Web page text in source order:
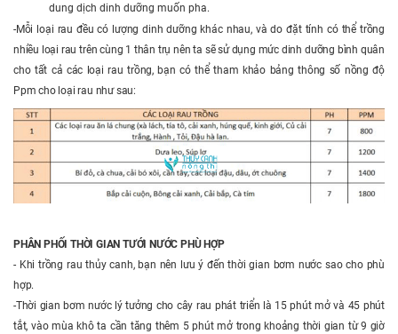
dung dịch dinh dưỡng muốn pha.
-Mỗi loại rau đều có lượng dinh dưỡng khác nhau, và do đặt tính có thể trồng
nhiều loại rau trên cùng 1 thân trụ nên ta sẽ sử dụng mức dinh dưỡng bình quân
cho tất cả các loại rau trồng, bạn có thể tham khảo bảng thông số nồng độ
Ppm cho loại rau như sau:
PHÂN PHỐI THỜI GIAN TƯỚI NƯỚC PHÙ HỢP
- Khi trồng rau thủy canh, bạn nên lưu ý đến thời gian bơm nước sao cho phù
hợp.
-Thời gian bơm nước lý tưởng cho cây rau phát triển là 15 phút mở và 45 phút
tắt, vào mùa khô ta cần tăng thêm 5 phút mở trong khoảng thời gian từ 9 giờ